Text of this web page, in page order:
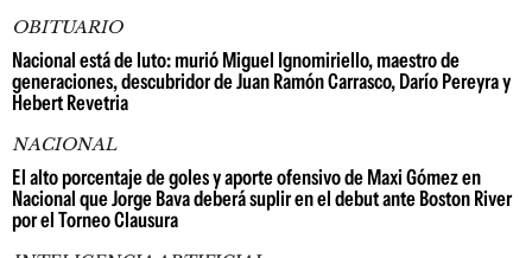
OBITUARIO
Nacional está de luto: murió Miguel Ignomiriello, maestro de
generaciones, descubridor de Juan Ramón Carrasco, Darío Pereyra y
Hebert Revetria
NACIONAL
El alto porcentaje de goles y aporte ofensivo de Maxi Gómez en
Nacional que Jorge Bava deberá suplir en el debut ante Boston River
por el Torneo Clausura